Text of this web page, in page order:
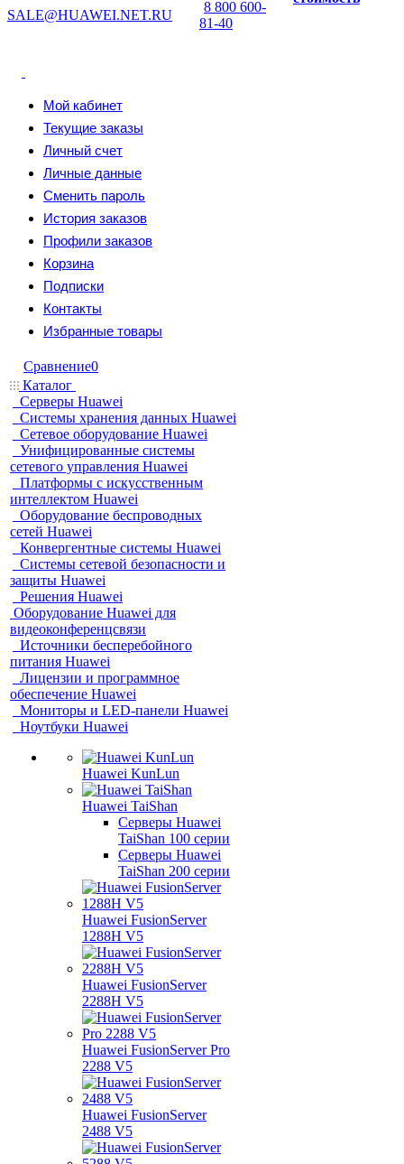
SALE@HUAWEI.NET.RU
8 800 600-
81-40
Мой кабинет
Текущие заказы
Личный счет
Личные данные
Сменить пароль
История заказов
Профили заказов
Корзина
Подписки
Контакты
Избранные товары
Сравнение0
Каталог
Серверы Huawei
Системы хранения данных Huawei
Сетевое оборудование Huawei
Унифицированные системы
сетевого управления Huawei
Платформы с искусственным
интеллектом Huawei
Оборудование беспроводных
сетей Huawei
Конвергентные системы Huawei
Системы сетевой безопасности и
защиты Huawei
Решения Huawei
Оборудование Huawei для
видеоконференцсвязи
Источники бесперебойного
питания Huawei
Лицензии и программное
обеспечение Huawei
Мониторы и LED-панели Huawei
Ноутбуки Huawei
Huawei KunLun
Huawei TaiShan
Серверы Huawei
TaiShan 100 серии
Серверы Huawei
TaiShan 200 серии
Huawei FusionServer
1288H V5
Huawei FusionServer
2288H V5
Huawei FusionServer Pro
2288 V5
Huawei FusionServer
2488 V5